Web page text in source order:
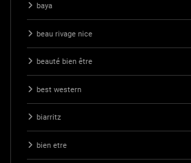
baya
beau rivage nice
beauté bien être
best western
biarritz
bien etre